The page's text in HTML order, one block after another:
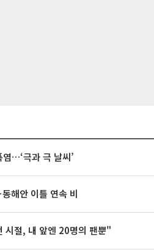
…‘극과 극 날씨’
해안 이틀 연속 비
절, 내 앞엔 20명의 팬뿐"